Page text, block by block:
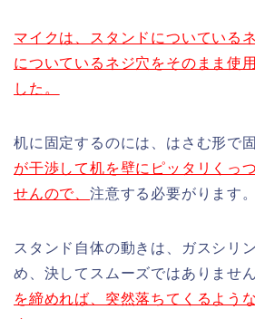
マイクは、スタンドについている
についているネジ穴をそのまま使
した。
机に固定するのには、はさむ形で
が干渉して机を壁にピッタリくっ
せんので、 注意する必要がります。
スタンド自体の動きは、ガスシリ
め、決してスムーズではありませ
を締めれば、突然落ちてくるよう